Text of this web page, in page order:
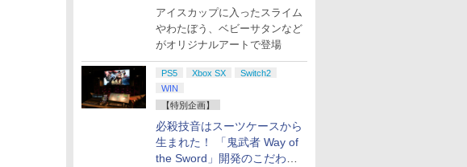
QUEST」第2弾が本日発売
アイスカップに入ったスライム
やわたぼう、ベビーサタンなど
がオリジナルアートで登場
PS5 Xbox SX
Switch2
WIN
【特別企画】
必殺技音はスーツケースから
生まれた！ 「鬼武者 Way of
the Sword」開発のこだわり